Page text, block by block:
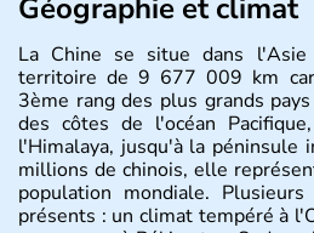
Géographie et climat
La Chine se situe dans
territoire de 9 677 009 km
3ème rang des plus grands
des côtes de l'océan
l'Himalaya, jusqu'à la péninsule
millions de chinois, elle
population mondiale.
présents : un climat tempéré à